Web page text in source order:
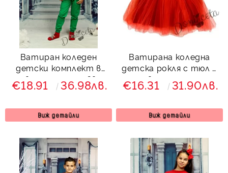
Ватиран коледен
детски комплект в
червено и зелено Звън
с елен 7225364
€18.91 36.98лв.
Виж детайли
Ватирана коледна
детска рокля с тюл в
червено с еленче
€16.31 31.90лв.
Виж детайли